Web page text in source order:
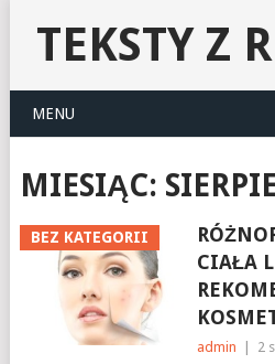
TEKSTY Z
MENU
MIESIĄC:
BEZ KATEGORII
CIAŁA
admin 2